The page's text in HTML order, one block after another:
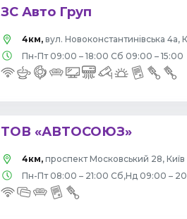
ЗС Авто Груп
4км, вул. Новоконстантинівська 4а,
Пн-Пт 09:00 – 18:00 Сб 09:00 – 15:00
ТОВ «АВТОСОЮЗ»
4км, проспект Московський 28, Київ
Пн-Пт 08:00 – 21:00 Сб,Нд 09:00 –